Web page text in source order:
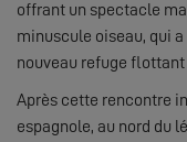
offrant un spectacle
minuscule oiseau, qui a
nouveau refuge flottant
Après cette rencontre
espagnole, au nord du